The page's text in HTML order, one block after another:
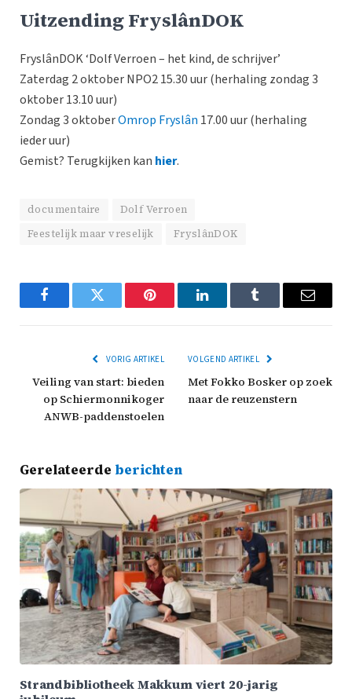
Uitzending FryslânDOK
FryslânDOK ‘Dolf Verroen – het kind, de schrijver’
Zaterdag 2 oktober NPO2 15.30 uur (herhaling zondag 3
oktober 13.10 uur)
Zondag 3 oktoberOmrop Fryslân 17.00 uur (herhaling
ieder uur)
Gemist? Terugkijken kan hier.
documentaire
Dolf Verroen
Feestelijk maar vreselijk
FryslânDOK
FacebookTwitter Pinterest LinkedInTumblr Email
VORIG ARTIKEL
Veiling van start: bieden
op Schiermonnikoger
ANWB-paddenstoelen
VOLGEND ARTIKEL
Met Fokko Bosker op zoek
naar de reuzenstern
Gerelateerde berichten
Strandbibliotheek Makkum viert 20-jarig